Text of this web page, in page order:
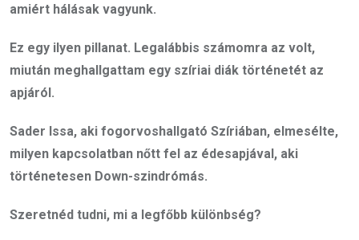
amiért hálásak vagyunk.
Ez egy ilyen pillanat. Legalábbis számomra az volt,
miután meghallgattam egy szíriai diák történetét az
apjáról.
Sader Issa, aki fogorvoshallgató Szíriában, elmesélte,
milyen kapcsolatban nőtt fel az édesapjával, aki
történetesen Down-szindrómás.
Szeretnéd tudni, mi a legfőbb különbség?